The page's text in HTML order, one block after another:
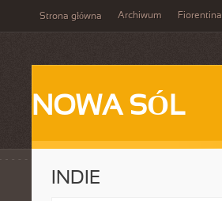
Strona główna Archiwum Fiorentina
NOWA SÓL
INDIE